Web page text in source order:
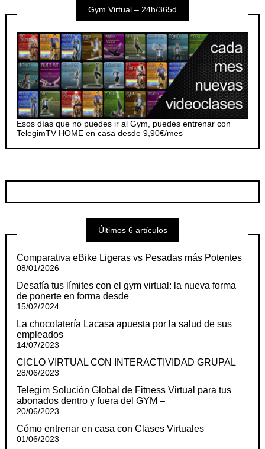
Gym Virtual – 24h/365d
Esos días que no puedes ir al Gym, puedes entrenar con
TelegimTV HOME en casa desde 9,90€/mes
Últimos 6 artículos
Comparativa eBike Ligeras vs Pesadas más Potentes
08/01/2026
Desafía tus límites con el gym virtual: la nueva forma
de ponerte en forma desde
15/02/2024
La chocolatería Lacasa apuesta por la salud de sus
empleados
14/07/2023
CICLO VIRTUAL CON INTERACTIVIDAD GRUPAL
28/06/2023
Telegim Solución Global de Fitness Virtual para tus
abonados dentro y fuera del GYM –
20/06/2023
Cómo entrenar en casa con Clases Virtuales
01/06/2023